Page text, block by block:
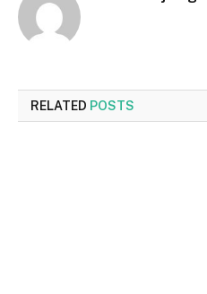
RELATED POSTS